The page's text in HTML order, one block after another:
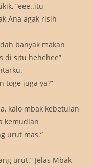
“eee..itu
Ana agak risih
banyak makan
di situ hehehee”
toge juga ya?”
kalo mbak kebetulan
kemudian
urut mas.”
urut.” Jelas Mbak